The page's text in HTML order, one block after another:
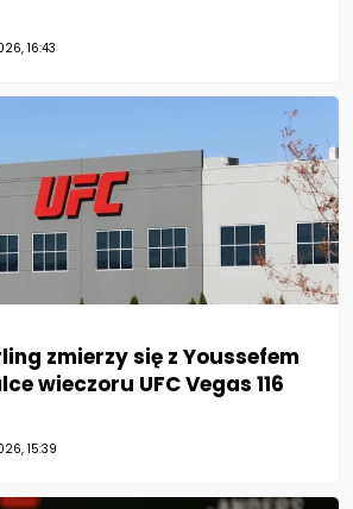
16:43
zmierzy się z Youssefem
wieczoru UFC Vegas 116
15:39